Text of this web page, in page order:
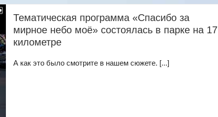
Тематическая программа «Спасибо за
мирное небо моё» состоялась в парке на 17
километре
А как это было смотрите в нашем сюжете. [...]